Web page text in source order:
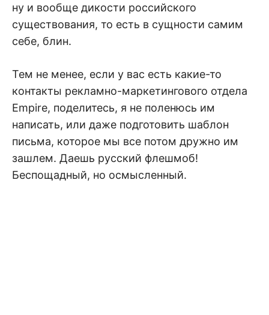
ну и вообще дикости российского
существования, то есть в сущности самим
себе, блин.
Тем не менее, если у вас есть какие-то
контакты рекламно-маркетингового отдела
Empire, поделитесь, я не поленюсь им
написать, или даже подготовить шаблон
письма, которое мы все потом дружно им
зашлем. Даешь русский флешмоб!
Беспощадный, но осмысленный.